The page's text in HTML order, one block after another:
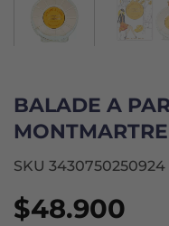
BALADE A
SKU 3430750250924
$48.900